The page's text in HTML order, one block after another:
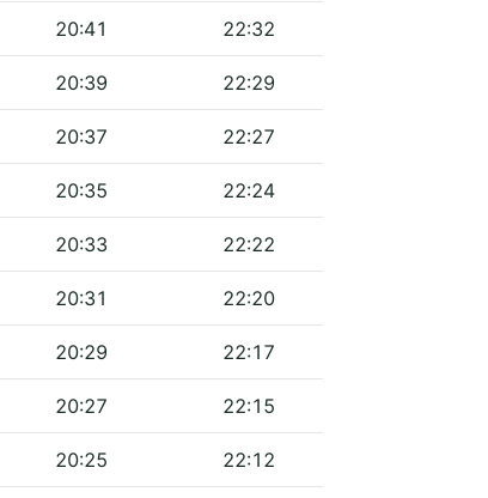
20:41 22:32
20:39 22:29
20:37 22:27
20:35 22:24
20:33 22:22
20:31 22:20
20:29 22:17
20:27 22:15
20:25 22:12